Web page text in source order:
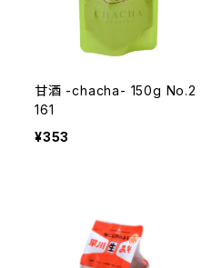
甘酒 -chacha- 150g No.2
161
¥353